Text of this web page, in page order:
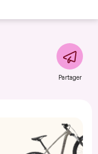
Partager